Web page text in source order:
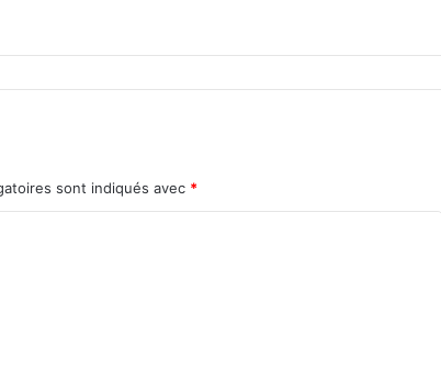
sont indiqués avec *